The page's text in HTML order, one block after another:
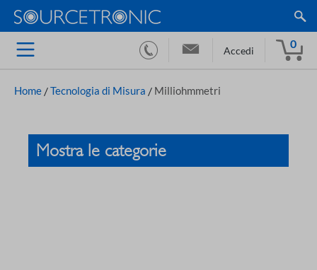
Accedi
0
Home /Tecnologia di Misura / Milliohmmetri
Mostra le categorie